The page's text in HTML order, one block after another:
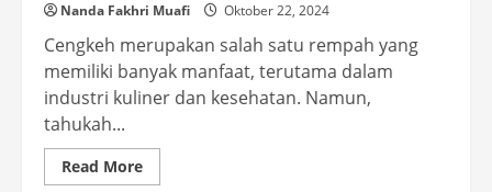
Nanda Fakhri Muafi Oktober 22, 2024
Cengkeh merupakan salah satu rempah yang
memiliki banyak manfaat, terutama dalam
industri kuliner dan kesehatan. Namun,
tahukah...
Read MoreRead
more